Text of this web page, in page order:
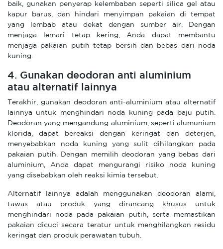
baik, gunakan penyerap kelembaban seperti silica gel atau
kapur barus, dan hindari menyimpan pakaian di tempat
yang lembab atau dekat dengan sumber air. Dengan
menjaga lemari tetap kering, Anda dapat membantu
menjaga pakaian putih tetap bersih dan bebas dari noda
kuning.
4. Gunakan deodoran anti aluminium
atau alternatif lainnya
Terakhir, gunakan deodoran anti-aluminium atau alternatif
lainnya untuk menghindari noda kuning pada baju putih.
Deodoran yang mengandung aluminium, seperti alumunium
klorida, dapat bereaksi dengan keringat dan deterjen,
menyebabkan noda kuning yang sulit dihilangkan pada
pakaian putih. Dengan memilih deodoran yang bebas dari
aluminium, Anda dapat mengurangi risiko noda kuning
yang disebabkan oleh reaksi kimia tersebut.
Alternatif lainnya adalah menggunakan deodoran alami,
tawas atau produk yang dirancang khusus untuk
menghindari noda pada pakaian putih, serta memastikan
pakaian dicuci secara teratur untuk menghilangkan residu
keringat dan produk perawatan tubuh.